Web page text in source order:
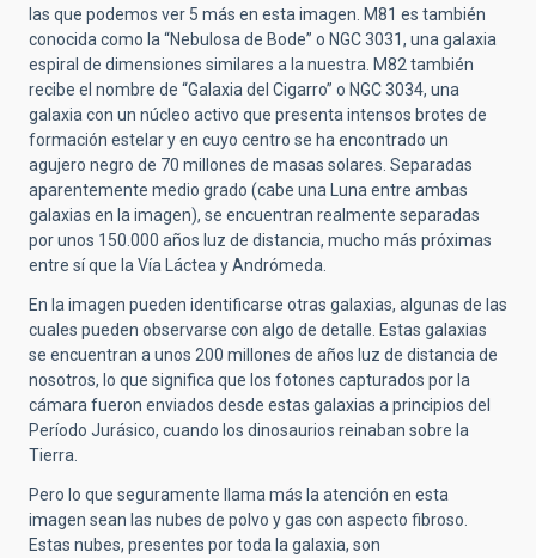
las que podemos ver 5 más en esta imagen. M81 es también
conocida como la “Nebulosa de Bode” o NGC 3031, una galaxia
espiral de dimensiones similares a la nuestra. M82 también
recibe el nombre de “Galaxia del Cigarro” o NGC 3034, una
galaxia con un núcleo activo que presenta intensos brotes de
formación estelar y en cuyo centro se ha encontrado un
agujero negro de 70 millones de masas solares. Separadas
aparentemente medio grado (cabe una Luna entre ambas
galaxias en la imagen), se encuentran realmente separadas
por unos 150.000 años luz de distancia, mucho más próximas
entre sí que la Vía Láctea y Andrómeda.
En la imagen pueden identificarse otras galaxias, algunas de las
cuales pueden observarse con algo de detalle. Estas galaxias
se encuentran a unos 200 millones de años luz de distancia de
nosotros, lo que significa que los fotones capturados por la
cámara fueron enviados desde estas galaxias a principios del
Período Jurásico, cuando los dinosaurios reinaban sobre la
Tierra.
Pero lo que seguramente llama más la atención en esta
imagen sean las nubes de polvo y gas con aspecto fibroso.
Estas nubes, presentes por toda la galaxia, son